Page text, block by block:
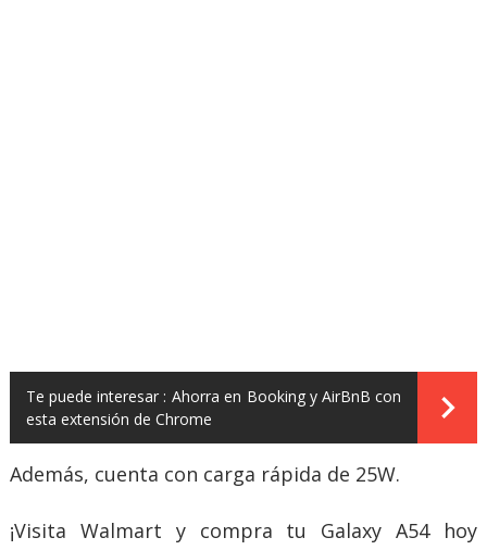
Te puede interesar : Ahorra en Booking y AirBnB con
esta extensión de Chrome
Además, cuenta con carga rápida de 25W.
¡Visita Walmart y compra tu Galaxy A54 hoy